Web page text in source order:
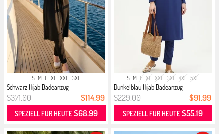
S M L XL XXL 3XL
Schwarz Hijab Badeanzug
$371.00 $114.99
SPEZIELL FÜR HEUTE$68.99
S M L XL XXL 3XL 4XL 5XL
Dunkelblau Hijab Badeanzug
$229.00 $91.99
SPEZIELL FÜR HEUTE$55.19